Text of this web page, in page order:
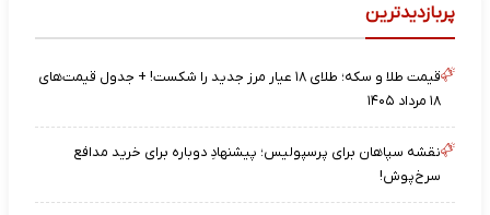
پربازدیدترین
قیمت طلا و سکه؛ طلای ۱۸ عیار مرز جدید را شکست! + جدول قیمت‌های
۱۸ مرداد ۱۴۰۵
نقشه‌ سپاهان برای پرسپولیس؛ پیشنهادِ دوباره برای خرید مدافع
سرخ‌پوش!